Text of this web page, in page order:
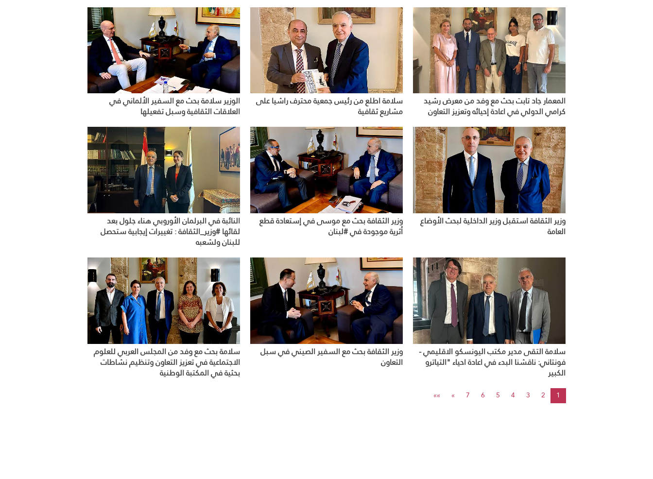
المعمار جاد تابت بحث مع وفد من معرض رشيد
كرامي الدولي في اعادة إحيائه وتعزيز التعاون
سلامة اطلع من رئيس جمعية محترف راشيا على
مشاريع ثقافية
الوزير سلامة بحث مع السفير الألماني في
العلاقات الثقافية وسبل تفعيلها
وزير الثقافة استقبل وزير الداخلية لبحث الأوضاع
العامة
وزير الثقافة بحث مع موسى في إستعادة قطع
أثرية موجودة في #لبنان
النائبة في البرلمان الأوروبي هناء جلول بعد
لقائها #وزير_الثقافة : تغييرات إيجابية ستحصل
للبنان ولشعبه
سلامة التقى مدير مكتب اليونسكو الاقليمي -
فونتاني: ناقشنا البدء في اعادة احياء "التياترو
الكبير
وزير الثقافة بحث مع السفير الصيني في سبل
التعاون
سلامة بحث مع وفد من المجلس العربي للعلوم
الاجتماعية في تعزيز التعاون وتنظيم نشاطات
بحثية في المكتبة الوطنية
1
2
3
4
5
6
7
»
»»